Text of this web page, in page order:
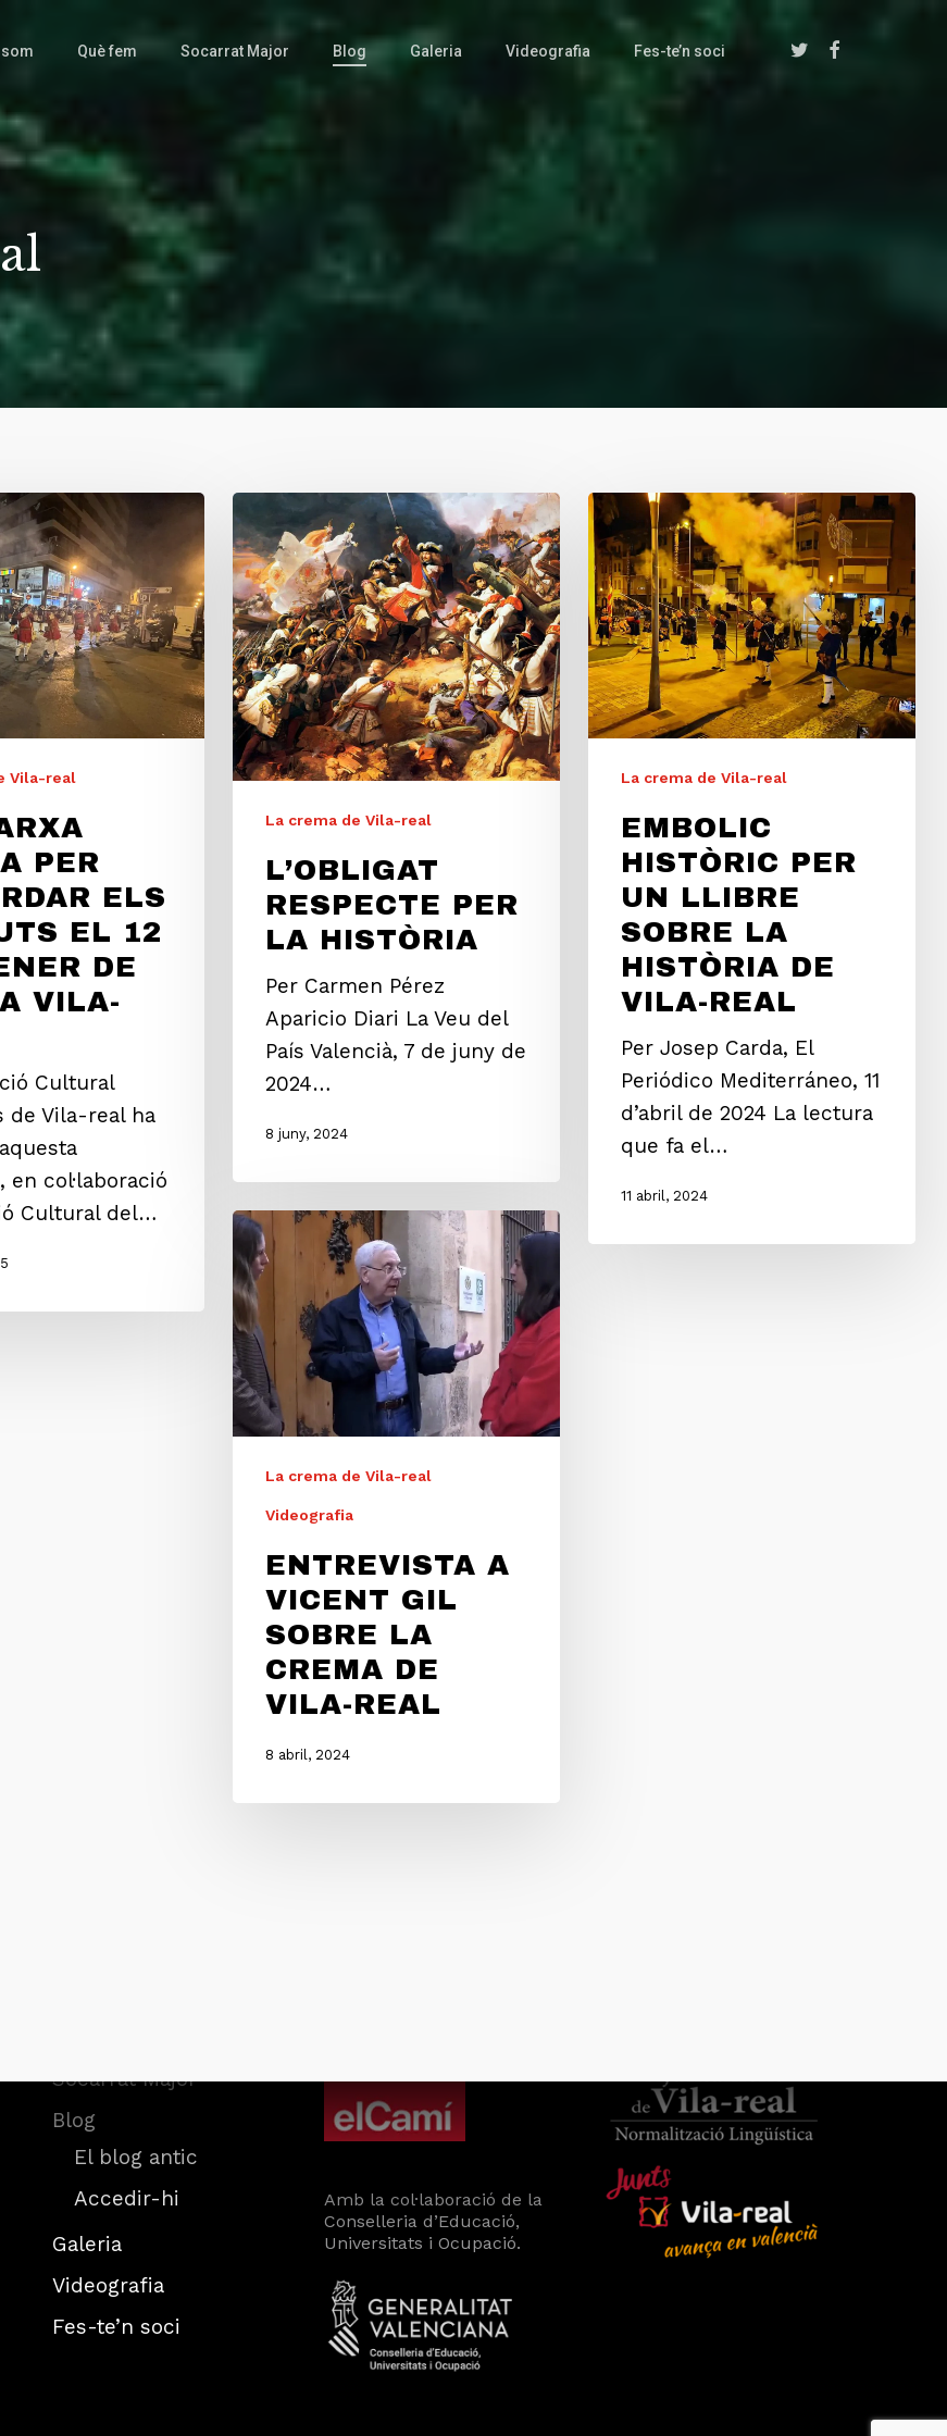
som Què fem Socarrat Major Blog Galeria Videografia Fes-te’n soci twitter facebook
Vila-real
PER
ELS
EL 12
DE
VILA-
Cultural
de Vila-real ha
en col·laboració
Cultural del…
La crema de Vila-real
L’OBLIGAT
RESPECTE PER
LA HISTÒRIA
Per Carmen Pérez
Aparicio Diari La Veu del
País Valencià, 7 de juny de
2024…
8 juny, 2024
La crema de Vila-real
EMBOLIC
HISTÒRIC PER
UN LLIBRE
SOBRE LA
HISTÒRIA DE
VILA-REAL
Per Josep Carda, El
Periódico Mediterráneo, 11
d’abril de 2024 La lectura
que fa el…
11 abril, 2024
La crema de Vila-real
Videografia
ENTREVISTA A
VICENT GIL
SOBRE LA
CREMA DE
VILA-REAL
8 abril, 2024
Socarrat Major
Blog
El blog antic
Accedir-hi
Galeria
Videografia
Fes-te’n soci
Amb la col·laboració de la
Conselleria d’Educació,
Universitats i Ocupació.